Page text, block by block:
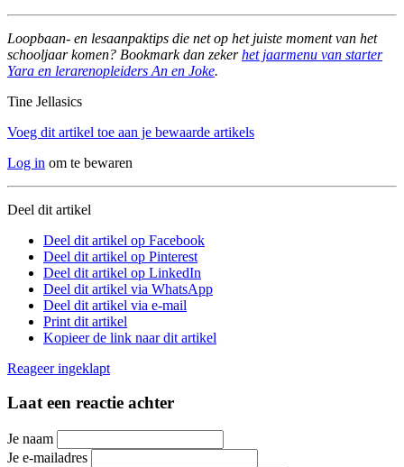
Loopbaan- en lesaanpaktips die net op het juiste moment van het
schooljaar komen? Bookmark dan zekerhet jaarmenu van starter
Yara en lerarenopleiders An en Joke.
Tine Jellasics
Voeg dit artikel toe aan je bewaarde artikels
Log in om te bewaren
Deel dit artikel
Deel dit artikel op Facebook
Deel dit artikel op Pinterest
Deel dit artikel op LinkedIn
Deel dit artikel via WhatsApp
Deel dit artikel via e-mail
Print dit artikel
Kopieer de link naar dit artikel
Reageeringeklapt
Laat een reactie achter
Je naam
Je e-mailadres